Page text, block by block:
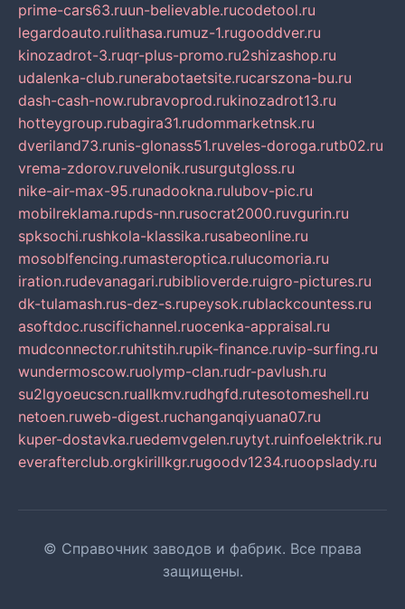
prime-cars63.ruun-believable.rucodetool.ru
legardoauto.rulithasa.rumuz-1.rugooddver.ru
kinozadrot-3.ruqr-plus-promo.ru2shizashop.ru
udalenka-club.runerabotaetsite.rucarszona-bu.ru
dash-cash-now.rubravoprod.rukinozadrot13.ru
hotteygroup.rubagira31.rudommarketnsk.ru
dveriland73.runis-glonass51.ruveles-doroga.rutb02.ru
vrema-zdorov.ruvelonik.rusurgutgloss.ru
nike-air-max-95.runadookna.rulubov-pic.ru
mobilreklama.rupds-nn.rusocrat2000.ruvgurin.ru
spksochi.rushkola-klassika.rusabeonline.ru
mosoblfencing.rumasteroptica.rulucomoria.ru
iration.rudevanagari.rubiblioverde.ruigro-pictures.ru
dk-tulamash.rus-dez-s.rupeysok.rublackcountess.ru
asoftdoc.ruscifichannel.ruocenka-appraisal.ru
mudconnector.ruhitstih.rupik-finance.ruvip-surfing.ru
wundermoscow.ruolymp-clan.rudr-pavlush.ru
su2lgyoeucscn.ruallkmv.rudhgfd.rutesotomeshell.ru
netoen.ruweb-digest.ruchanganqiyuana07.ru
kuper-dostavka.ruedemvgelen.ruytyt.ruinfoelektrik.ru
everafterclub.orgkirillkgr.rugoodv1234.ruoopslady.ru
© Справочник заводов и фабрик. Все права
защищены.